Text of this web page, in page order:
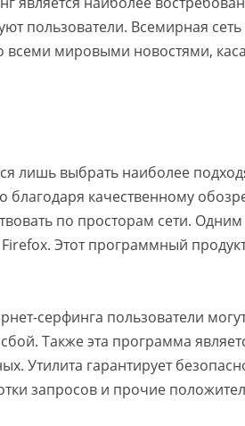
пользователи. Всемирная
всеми мировыми новостями,
лишь выбрать наиболее
благодаря качественному
по просторам сети.
Этот программный
серфинга пользователи
Также эта программа
Утилита гарантирует
запросов и прочие